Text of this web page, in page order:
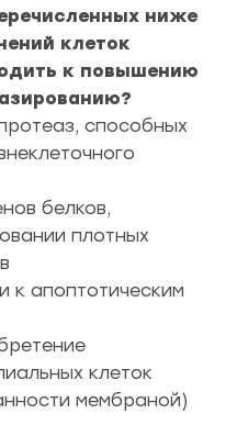
ниже
клеток
к повышению
способных
белков,
плотных
к апоптотическим
клеток
мембраной)